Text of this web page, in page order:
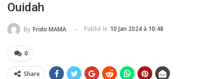
Ouidah
By Frido MAMA Publié le 10 Jan 2024 à 10:48
0
Share